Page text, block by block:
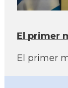
El primer
El primer